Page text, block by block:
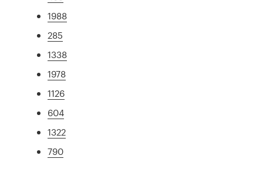
1988
285
1338
1978
1126
604
1322
790